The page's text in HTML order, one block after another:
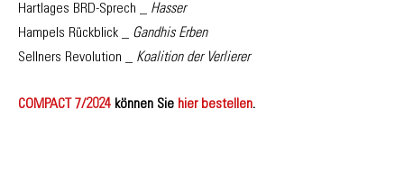
Hartlages BRD-Sprech _ Hasser
Hampels Rückblick _ Gandhis Erben
Sellners Revolution _ Koalition der Verlierer
COMPACT 7/2024 können Sie hier bestellen.